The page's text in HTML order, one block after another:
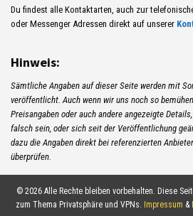
Du findest alle Kontaktarten, auch zur
oder Messenger Adressen direkt auf unserer
Hinweis:
Sämtliche Angaben auf dieser Seite werden mit
veröffentlicht. Auch wenn wir uns noch so
Preisangaben oder auch andere angezeigte
falsch sein, oder sich seit der Veröffentlichung
dazu die Angaben direkt bei referenzierten
überprüfen.
© 2026 Alle Rechte bleiben vorbehalten. Diese
zum Thema Privatsphäre und VPNs. Impressum &